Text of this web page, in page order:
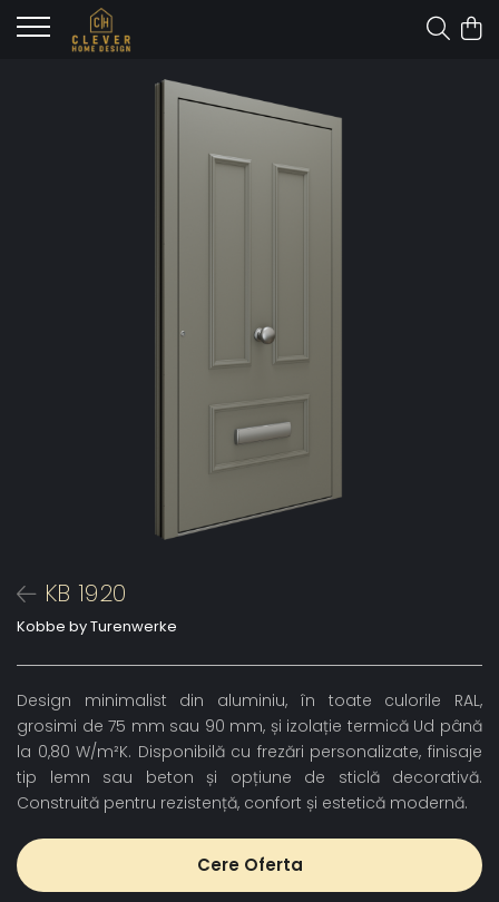
KB 1920
Kobbe by Turenwerke
Design minimalist din aluminiu, în toate culorile RAL,
grosimi de 75 mm sau 90 mm, și izolație termică Ud până
la 0,80 W/m²K. Disponibilă cu frezări personalizate, finisaje
tip lemn sau beton și opțiune de sticlă decorativă.
Construită pentru rezistență, confort și estetică modernă.
Cere Oferta